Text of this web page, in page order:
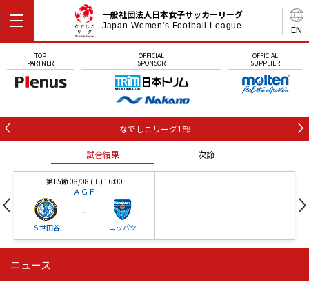
EN
一般社団法人日本女子サッカーリーグ
Japan Women's Football League
TOP
PARTNER
OFFICIAL
SPONSOR
OFFICIAL
SUPPLIER
なでしこリーグ1部
試合結果 次節
第15節 08/08 (土) 16:00
ＡＧＦ
Ｓ世田谷
-
ニッパツ
第16節 09/05 (土) 15:00
ニッパツ 石人の星
ニュース